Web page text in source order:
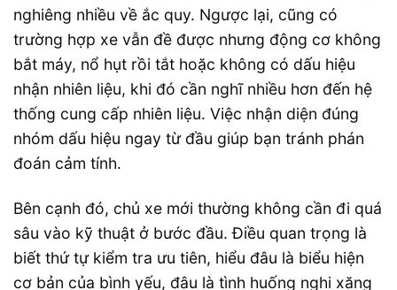
nghiêng nhiều về ắc quy. Ngược lại, cũng có
trường hợp xe vẫn đề được nhưng động cơ không
bắt máy, nổ hụt rồi tắt hoặc không có dấu hiệu
nhận nhiên liệu, khi đó cần nghĩ nhiều hơn đến hệ
thống cung cấp nhiên liệu. Việc nhận diện đúng
nhóm dấu hiệu ngay từ đầu giúp bạn tránh phán
đoán cảm tính.
Bên cạnh đó, chủ xe mới thường không cần đi quá
sâu vào kỹ thuật ở bước đầu. Điều quan trọng là
biết thứ tự kiểm tra ưu tiên, hiểu đâu là biểu hiện
cơ bản của bình yếu, đâu là tình huống nghi xăng